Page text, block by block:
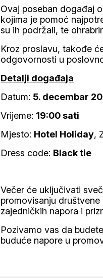
Ovaj poseban događaj
kojima je pomoć
su ih podržali, te
Kroz proslavu, takođe
odgovornosti u
Detalji događaja
Datum: 5. decembar
Vrijeme: 19:00 sati
Mjesto: Hotel Holiday,
Dress code: Black tie
Večer će uključivati
promovisanju
zajedničkih napora i
Pozivamo vas da
buduće napore u